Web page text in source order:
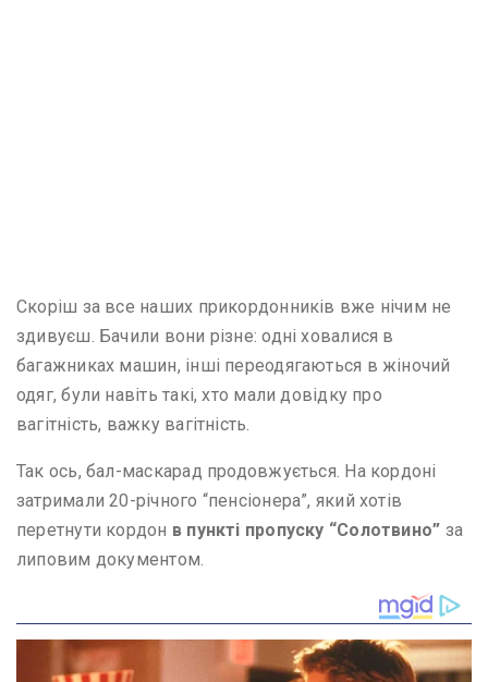
Скоріш за все наших прикордонників вже нічим не
здивуєш. Бачили вони різне: одні ховалися в
багажниках машин, інші переодягаються в жіночий
одяг, були навіть такі, хто мали довідку про
вагітність, важку вагітність.
Так ось, бал-маскарад продовжується. На кордоні
затримали 20-річного “пенсіонера”, який хотів
перетнути кордон в пункті пропуску “Солотвино” за
липовим документом.